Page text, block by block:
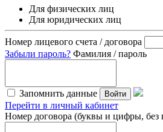
Для физических лиц
Для юридических лиц
Номер лицевого счета / договора
Забыли пароль? Фамилия / пароль
Запомнить данные Войти
Перейти в личный кабинет
Номер договора (буквы и цифры, без